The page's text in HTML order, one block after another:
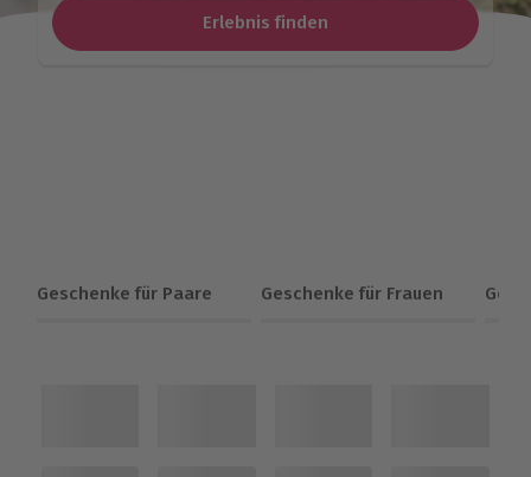
Erlebnis finden
Geschenke für Paare Geschenke für Frauen